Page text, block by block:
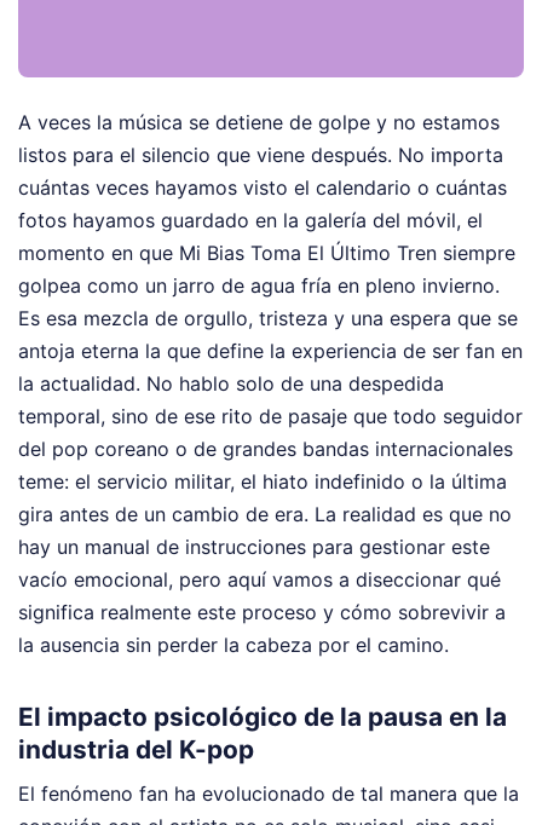
A veces la música se detiene de golpe y no estamos
listos para el silencio que viene después. No importa
cuántas veces hayamos visto el calendario o cuántas
fotos hayamos guardado en la galería del móvil, el
momento en que Mi Bias Toma El Último Tren siempre
golpea como un jarro de agua fría en pleno invierno.
Es esa mezcla de orgullo, tristeza y una espera que se
antoja eterna la que define la experiencia de ser fan en
la actualidad. No hablo solo de una despedida
temporal, sino de ese rito de pasaje que todo seguidor
del pop coreano o de grandes bandas internacionales
teme: el servicio militar, el hiato indefinido o la última
gira antes de un cambio de era. La realidad es que no
hay un manual de instrucciones para gestionar este
vacío emocional, pero aquí vamos a diseccionar qué
significa realmente este proceso y cómo sobrevivir a
la ausencia sin perder la cabeza por el camino.
El impacto psicológico de la pausa en la
industria del K-pop
El fenómeno fan ha evolucionado de tal manera que la